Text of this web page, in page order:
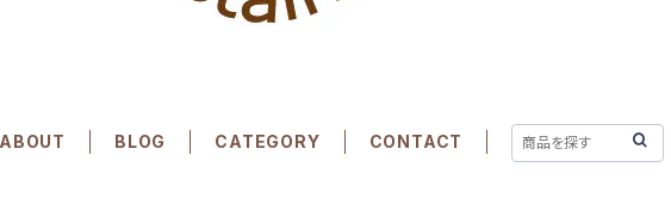
BLOG CATEGORY CONTACT